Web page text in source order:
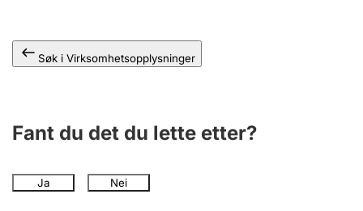
Offentlig sektor
Andre tema
Søk i Virksomhetsopplysninger
Fant du det du lette etter?
Ja Nei